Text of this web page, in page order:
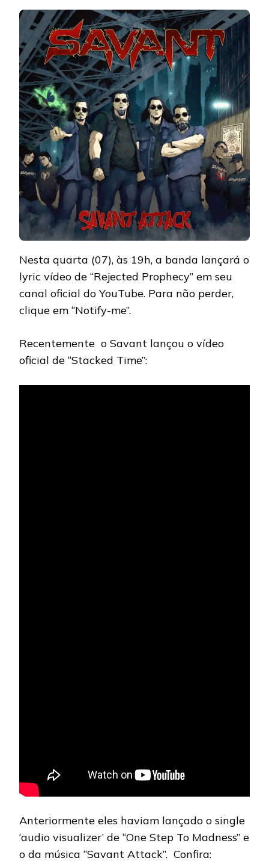
Nesta quarta (07), às 19h, a banda lançará o
lyric vídeo de “Rejected Prophecy” em seu
canal oficial do YouTube. Para não perder,
clique em “Notify-me”.
Recentemente o Savant lançou o vídeo
oficial de “Stacked Time”:
Anteriormente eles haviam lançado o single
‘audio visualizer’ de “One Step To Madness” e
o da música “Savant Attack”. Confira: